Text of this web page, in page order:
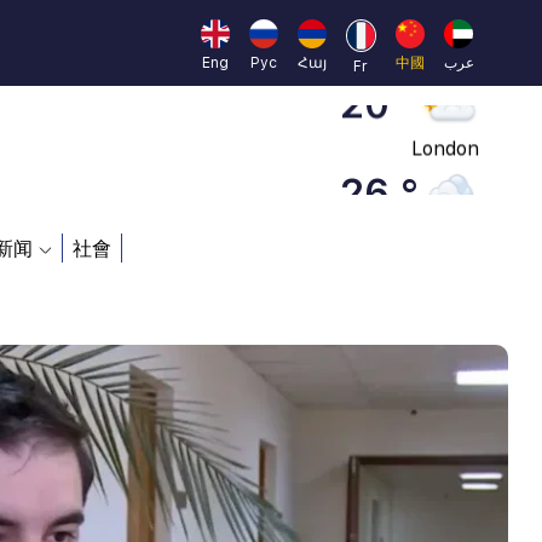
Eng Рус Հայ Fr 中國 عرب 20 °
London
26 °
Beijing
Rome
23 °
Madrid
闻 社會